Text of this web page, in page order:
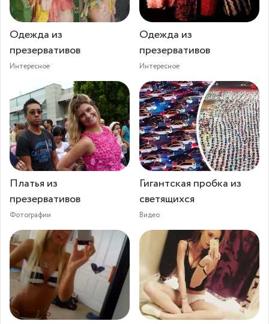
Одежда из
презервативов
Интересное
Одежда из
презервативов
Интересное
Платья из
презервативов
Фотографии
Гигантская пробка из
светящихся
Видео